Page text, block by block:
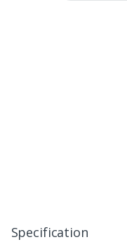
Specification